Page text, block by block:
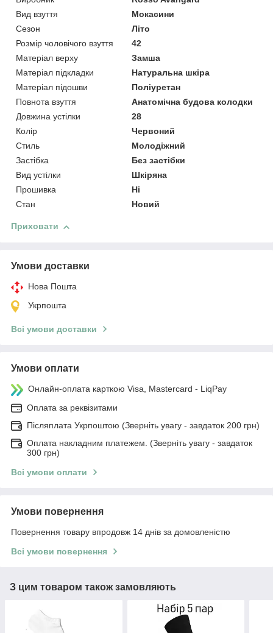
Вид взуття
Мокасини
Сезон
Літо
Розмір чоловічого взуття
42
Матеріал верху
Замша
Матеріал підкладки
Натуральна шкіра
Матеріал підошви
Поліуретан
Повнота взуття
Анатомічна будова колодки
Довжина устілки
28
Колір
Червоний
Стиль
Молодіжний
Застібка
Без застібки
Вид устілки
Шкіряна
Прошивка
Ні
Стан
Новий
Приховати
Умови доставки
Нова Пошта
Укрпошта
Всі умови доставки
Умови оплати
Онлайн-оплата карткою Visa, Mastercard - LiqPay
Оплата за реквізитами
Післяплата Укрпоштою (Зверніть увагу - завдаток 200 грн)
Оплата накладним платежем. (Зверніть увагу - завдаток
300 грн)
Всі умови оплати
Умови повернення
Повернення товару впродовж 14 днів за домовленістю
Всі умови повернення
З цим товаром також замовляють